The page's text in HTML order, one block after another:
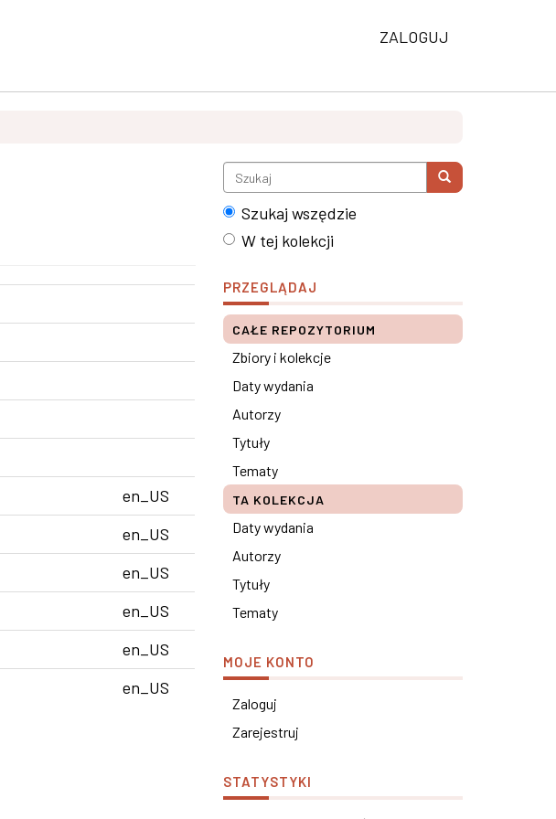
ZALOGUJ
en_US
en_US
en_US
en_US
en_US
en_US
Szukaj wszędzie
W tej kolekcji
PRZEGLĄDAJ
CAŁE REPOZYTORIUM
Zbiory i kolekcje
Daty wydania
Autorzy
Tytuły
Tematy
TA KOLEKCJA
Daty wydania
Autorzy
Tytuły
Tematy
MOJE KONTO
Zaloguj
Zarejestruj
STATYSTYKI